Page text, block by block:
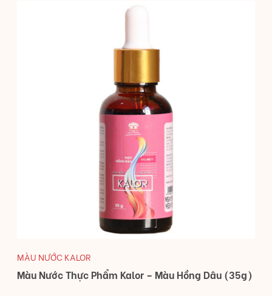
MÀU NƯỚC KALOR
Màu Nước Thực Phẩm Kalor – Màu Hồng Dâu (35g)